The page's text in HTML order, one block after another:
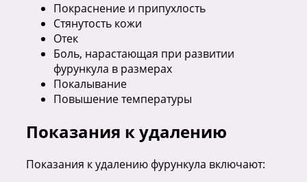
Покраснение и припухлость
Стянутость кожи
Отек
Боль, нарастающая при развитии
фурункула в размерах
Покалывание
Повышение температуры
Показания к удалению
Показания к удалению фурункула включают: